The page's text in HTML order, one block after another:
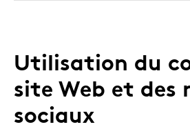
Utilisation du
site Web et des
sociaux